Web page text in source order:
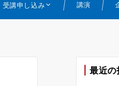
受講申し込み 講演
最近の